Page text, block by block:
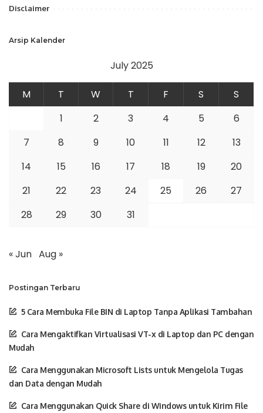
Disclaimer
Arsip Kalender
July 2025
M T W T F S
S
1
2 3 4 5
6
7
8 9 10 11 12
13
14
15 16 17 18 19
20
21
22 23 24 25 26
27
28
29 30 31
« Jun Aug »
Postingan Terbaru
5 Cara Membuka File BIN di Laptop Tanpa Aplikasi Tambahan
Cara Mengaktifkan Virtualisasi VT-x di Laptop dan PC dengan
Mudah
Cara Menggunakan Microsoft Lists untuk Mengelola Tugas
dan Data dengan Mudah
Cara Menggunakan Quick Share di Windows untuk Kirim File